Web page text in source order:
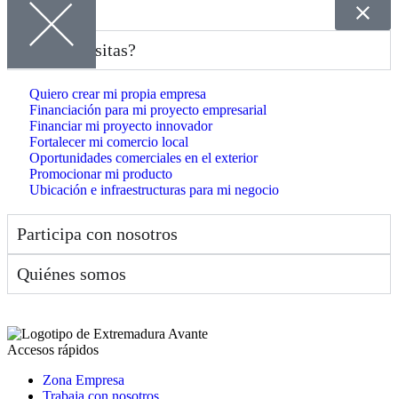
¿Qué Necesitas?
Quiero crear mi propia empresa
Financiación para mi proyecto empresarial
Financiar mi proyecto innovador
Fortalecer mi comercio local
Oportunidades comerciales en el exterior
Promocionar mi producto
Ubicación e infraestructuras para mi negocio
Participa con nosotros
Quiénes somos
Accesos rápidos
Zona Empresa
Trabaja con nosotros